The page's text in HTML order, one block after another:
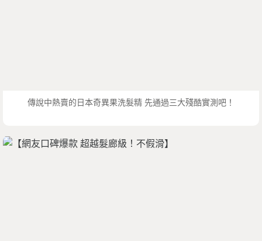
傳說中熱賣的日本奇異果洗髮精 先通過三大殘酷實測吧！